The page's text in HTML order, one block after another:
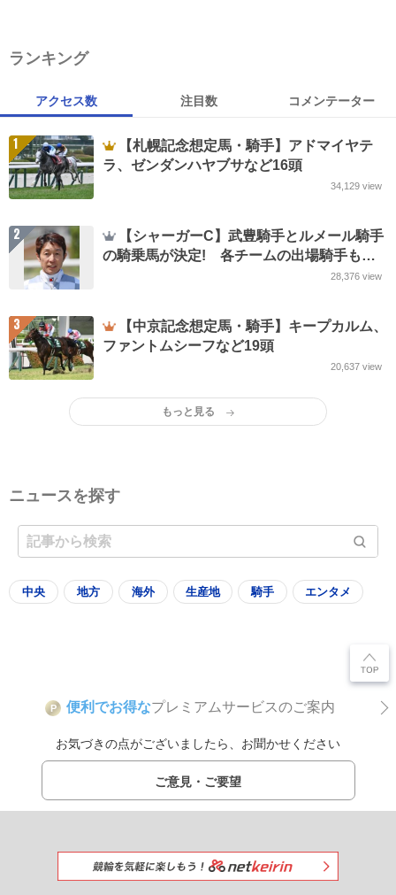
ランキング
アクセス数 注目数 コメンテーター
1
【札幌記念想定馬・騎手】アドマイヤテ
ラ、ゼンダンハヤブサなど16頭
34,129 view
2
【シャーガーC】武豊騎手とルメール騎手
の騎乗馬が決定! 各チームの出場騎手も
28,376 view
3
【中京記念想定馬・騎手】キープカルム、
ファントムシーフなど19頭
20,637 view
もっと見る
ニュースを探す
中央 地方 海外 生産地 騎手 エンタメ
P 便利でお得なプレミアムサービスのご案内
お気づきの点がございましたら、お聞かせください
ご意見・ご要望